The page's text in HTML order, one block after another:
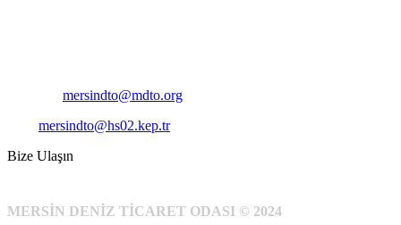
mersindto@mdto.org
mersindto@hs02.kep.tr
Bize Ulaşın
MERSİN DENİZ TİCARET ODASI © 2024